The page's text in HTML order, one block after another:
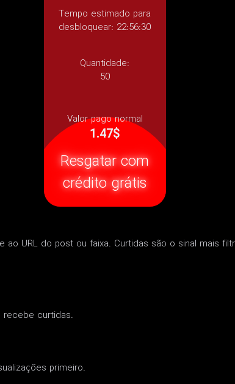
Tempo estimado para
desbloquear: 22:56:30
Quantidade:
50
Valor pago normal
1.47$
Resgatar com
crédito grátis
URL do post ou faixa. Curtidas são o sinal mais
recebe curtidas.
primeiro.